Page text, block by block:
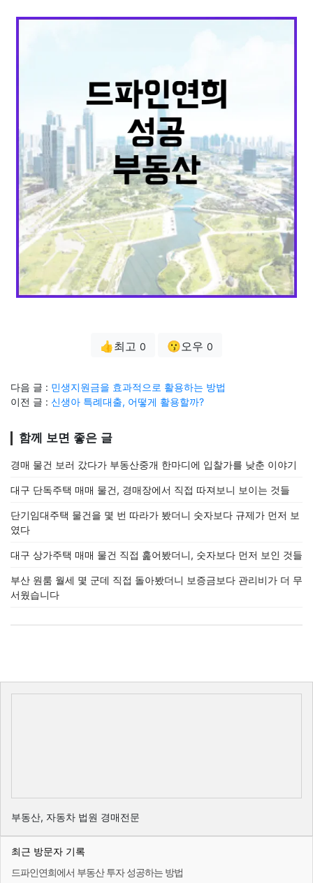
👍최고 0 😗오우 0
다음 글 : 민생지원금을 효과적으로 활용하는 방법
이전 글 : 신생아 특례대출, 어떻게 활용할까?
함께 보면 좋은 글
경매 물건 보러 갔다가 부동산중개 한마디에 입찰가를 낮춘 이야기
대구 단독주택 매매 물건, 경매장에서 직접 따져보니 보이는 것들
단기임대주택 물건을 몇 번 따라가 봤더니 숫자보다 규제가 먼저 보
였다
대구 상가주택 매매 물건 직접 훑어봤더니, 숫자보다 먼저 보인 것들
부산 원룸 월세 몇 군데 직접 돌아봤더니 보증금보다 관리비가 더 무
서웠습니다
부동산, 자동차 법원 경매전문
최근 방문자 기록
드파인연희에서 부동산 투자 성공하는 방법